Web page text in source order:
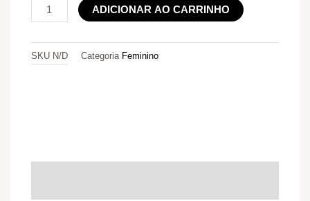
ADICIONAR AO CARRINHO
SKU N/D Categoria Feminino